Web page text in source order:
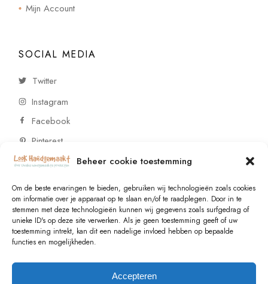
Beheer cookie toestemming
Om de beste ervaringen te bieden, gebruiken wij technologieën zoals cookies
om informatie over je apparaat op te slaan en/of te raadplegen. Door in te
stemmen met deze technologieën kunnen wij gegevens zoals surfgedrag of
unieke ID's op deze site verwerken. Als je geen toestemming geeft of uw
toestemming intrekt, kan dit een nadelige invloed hebben op bepaalde
functies en mogelijkheden.
Accepteren
Mijn Account
SOCIAL MEDIA
Twitter
Instagram
Facebook
Pinterest
CONTACT
Vragen of wensen? Neem contact op!
+31 (0)6 229 021 29